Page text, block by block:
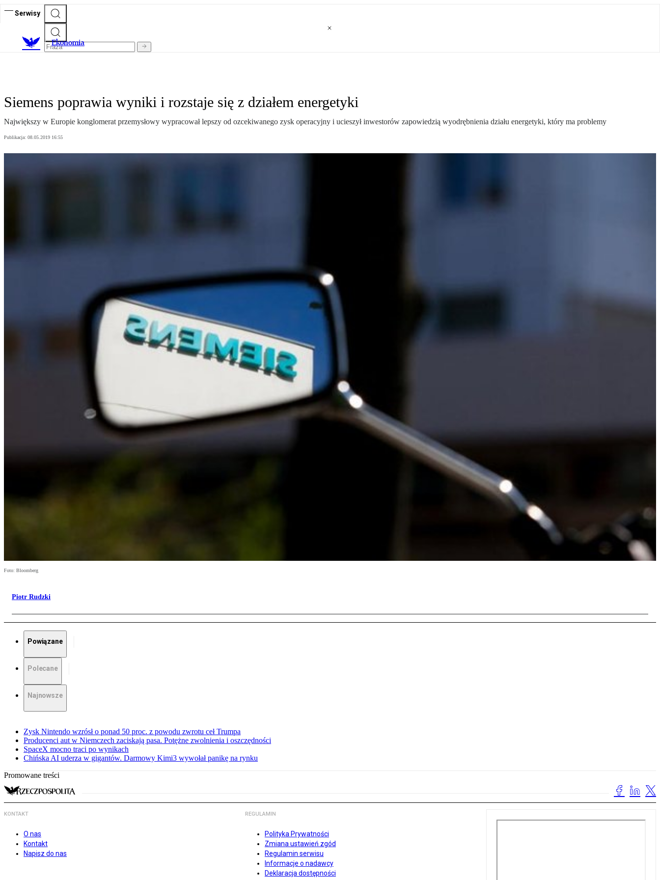
Serwisy
Ekonomia
Siemens poprawia wyniki i rozstaje się z działem energetyki
Największy w Europie konglomerat przemysłowy wypracował lepszy od ozcekiwanego zysk operacyjny i ucieszył inwestorów zapowiedzią wyodrębnienia działu energetyki, który ma problemy
Publikacja: 08.05.2019 16:55
Foto: Bloomberg
Piotr Rudzki
Powiązane
Polecane
Najnowsze
Zysk Nintendo wzrósł o ponad 50 proc. z powodu zwrotu ceł Trumpa
Producenci aut w Niemczech zaciskają pasa. Potężne zwolnienia i oszczędności
SpaceX mocno traci po wynikach
Chińska AI uderza w gigantów. Darmowy Kimi3 wywołał panikę na rynku
Promowane treści
KONTAKT
O nas
Kontakt
Napisz do nas
REGULAMIN
Polityka Prywatności
Zmiana ustawień zgód
Regulamin serwisu
Informacje o nadawcy
Deklaracja dostępności